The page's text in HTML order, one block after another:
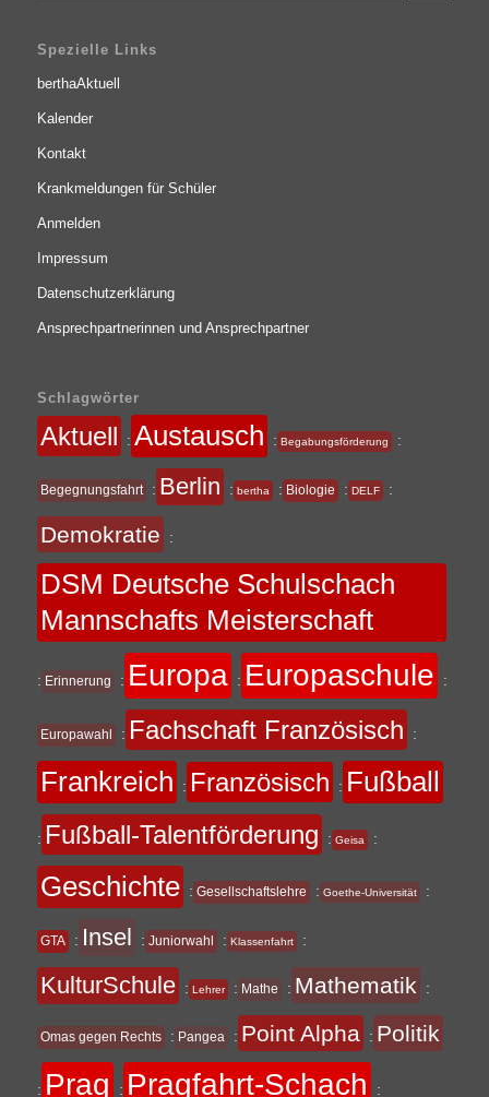
Spezielle Links
berthaAktuell
Kalender
Kontakt
Krankmeldungen für Schüler
Anmelden
Impressum
Datenschutzerklärung
Ansprechpartnerinnen und Ansprechpartner
Schlagwörter
Aktuell : Austausch : Begabungsförderung :
Begegnungsfahrt : Berlin : bertha : Biologie : DELF :
Demokratie :
DSM Deutsche Schulschach
Mannschafts Meisterschaft
: Erinnerung : Europa : Europaschule :
Europawahl : Fachschaft Französisch :
Frankreich : Französisch : Fußball
: Fußball-Talentförderung : Geisa :
Geschichte : Gesellschaftslehre : Goethe-Universität :
GTA : Insel : Juniorwahl : Klassenfahrt :
KulturSchule : Lehrer : Mathe : Mathematik :
Omas gegen Rechts : Pangea : Point Alpha : Politik
: Prag : Pragfahrt-Schach :